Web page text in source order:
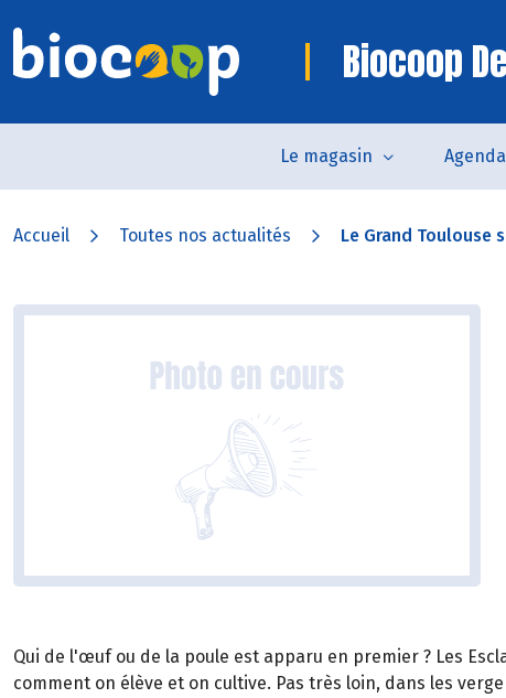
Biocoop
Le magasin Agenda
Accueil Toutes nos actualités Le Grand Toulouse
Qui de l'œuf ou de la poule est apparu en premier ? Les
comment on élève et on cultive. Pas très loin, dans les